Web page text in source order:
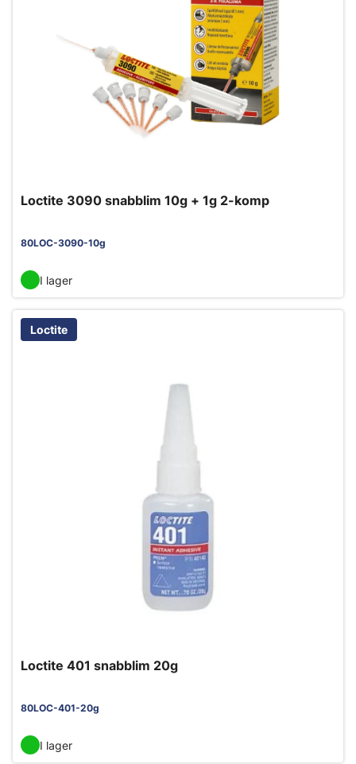
Loctite 3090 snabblim 10g + 1g 2-komp
80LOC-3090-10g
I lager
Loctite
Loctite 401 snabblim 20g
80LOC-401-20g
I lager